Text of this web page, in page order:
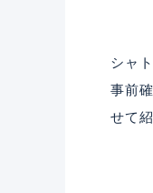
シャ
事前
せて